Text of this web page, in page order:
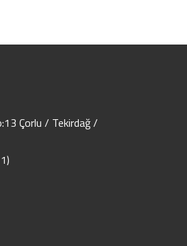
Çorlu / Tekirdağ /